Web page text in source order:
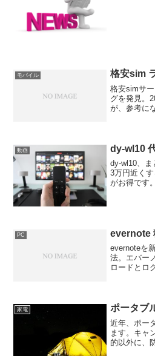
モバイル 格安sim
格安simサ
グを発見。
が、参考に
動画 dy-wl10
dy-wl10、ま
3万円近く
がお得です
PC evernote
evernoteを
法。エバー
ロードとロ
め、これま
家電 ポータブ
近年、ポー
ます。キャ
的以外に、